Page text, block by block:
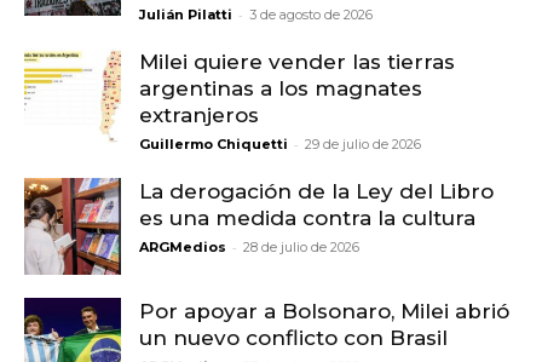
Julián Pilatti - 3 de agosto de 2026
Milei quiere vender las tierras
argentinas a los magnates
extranjeros
Guillermo Chiquetti - 29 de julio de 2026
La derogación de la Ley del Libro
es una medida contra la cultura
ARGMedios - 28 de julio de 2026
Por apoyar a Bolsonaro, Milei abrió
un nuevo conflicto con Brasil